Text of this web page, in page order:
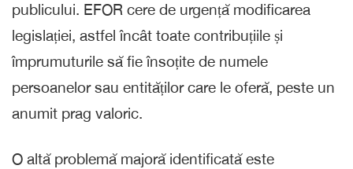
publicului. EFOR cere de urgență modificarea
legislației, astfel încât toate contribuțiile și
împrumuturile să fie însoțite de numele
persoanelor sau entităților care le oferă, peste un
anumit prag valoric.
O altă problemă majoră identificată este